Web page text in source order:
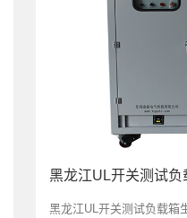
黑龙江UL开关测试
黑龙江UL开关测试负载箱